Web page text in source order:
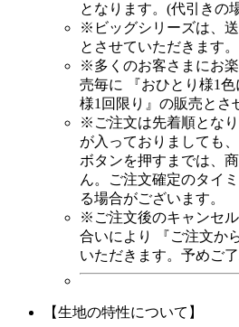
となります。(代引きの
※ビッグシリーズは、
とさせていただきます。
※多くのお客さまにお
売毎に
『おひとり様1
様1回限り』 の販売とさ
※ ご注文は先着順となり
が入っておりましても
ボタンを押すまでは、
ん。ご注文確定のタイ
る場合がございます。
※ご注文後のキャンセ
合いにより
『ご注文か
いただきます。予めご了
【生地の特性について】